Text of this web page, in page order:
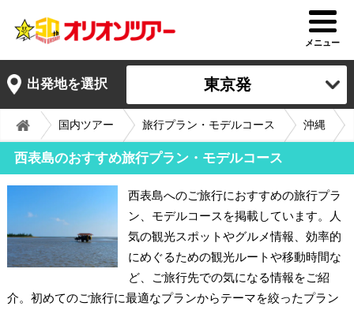
メニュー
出発地を選択 東京発
国内ツアー 旅行プラン・モデルコース 沖縄
西表島のおすすめ旅行プラン・モデルコース
西表島へのご旅行におすすめの旅行プラ
ン、モデルコースを掲載しています。人
気の観光スポットやグルメ情報、効率的
にめぐるための観光ルートや移動時間な
ど、ご旅行先での気になる情報をご紹
介。初めてのご旅行に最適なプランからテーマを絞ったプラン